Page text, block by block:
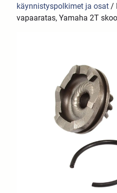
käynnistyspolkimet ja osat /
vapaaratas, Yamaha 2T